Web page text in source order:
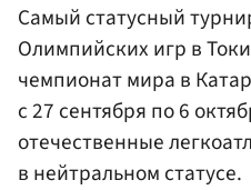
Самый статусный
Олимпийских игр в
чемпионат мира в
с 27 сентября по 6
отечественные
в нейтральном статусе.